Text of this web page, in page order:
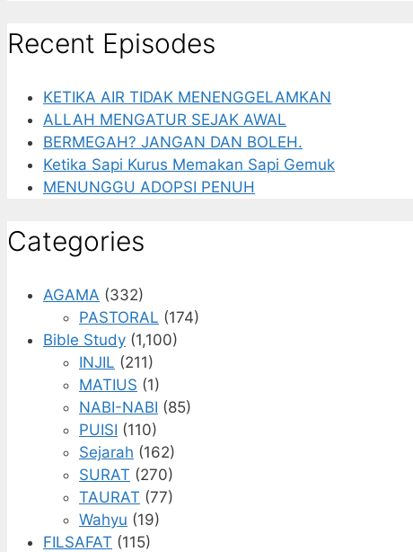
Recent Episodes
KETIKA AIR TIDAK MENENGGELAMKAN
ALLAH MENGATUR SEJAK AWAL
BERMEGAH? JANGAN DAN BOLEH.
Ketika Sapi Kurus Memakan Sapi Gemuk
MENUNGGU ADOPSI PENUH
Categories
AGAMA (332)
PASTORAL (174)
Bible Study (1,100)
INJIL (211)
MATIUS (1)
NABI-NABI (85)
PUISI (110)
Sejarah (162)
SURAT (270)
TAURAT (77)
Wahyu (19)
FILSAFAT (115)